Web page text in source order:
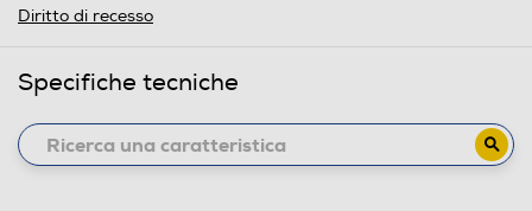
Diritto di recesso
Specifiche tecniche